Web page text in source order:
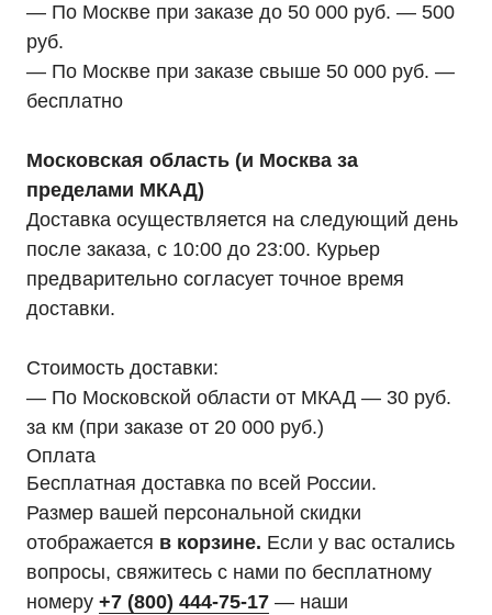
— По Москве при заказе до 50 000 руб. — 500
руб.
— По Москве при заказе свыше 50 000 руб. —
бесплатно
Московская область (и Москва за
пределами МКАД)
Доставка осуществляется на следующий день
после заказа, с 10:00 до 23:00. Курьер
предварительно согласует точное время
доставки.
Стоимость доставки:
— По Московской области от МКАД — 30 руб.
за км (при заказе от 20 000 руб.)
Оплата
Бесплатная доставка по всей России.
Размер вашей персональной скидки
отображается в корзине. Если у вас остались
вопросы, свяжитесь с нами по бесплатному
номеру +7 (800) 444-75-17 — наши